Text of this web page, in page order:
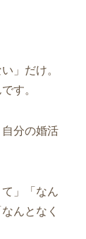
」だけ。
す。
分の婚活
」「なん
んとなく